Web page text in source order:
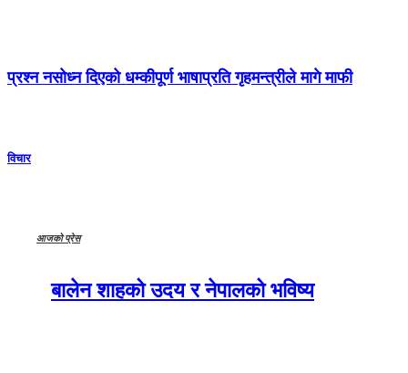
प्रश्न नसोध्न दिएको धम्कीपूर्ण भाषाप्रति गृहमन्त्रीले मागे माफी
विचार
आजको प्रेस
बालेन शाहको उदय र नेपालको भविष्य